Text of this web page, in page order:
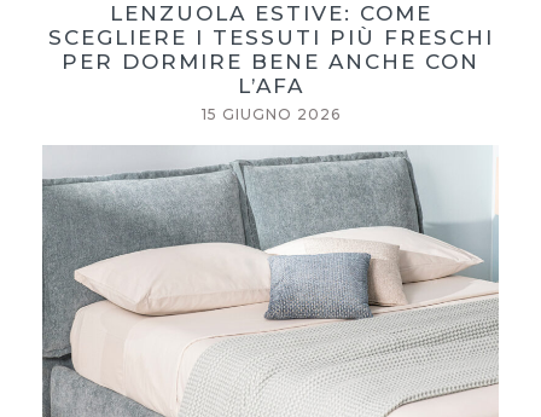
LENZUOLA ESTIVE: COME
SCEGLIERE I TESSUTI PIÙ FRESCHI
PER DORMIRE BENE ANCHE CON
L’AFA
15 GIUGNO 2026